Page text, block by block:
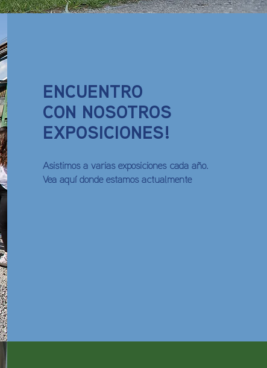
ENCUENTRO
CON NOSOTROS
EXPOSICIONES!
Asistimos a varias exposiciones cada año.
Vea aquí donde estamos actualmente